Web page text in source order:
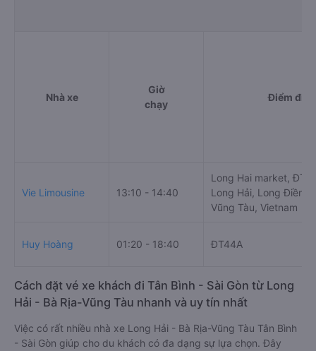
Nhà xe
Giờ
chạy
Điểm đi
Vie Limousine 13:10 - 14:40
Long Hai market,
Long Hải, Long Điền,
Vũng Tàu, Vietnam
Huy Hoàng 01:20 - 18:40 ĐT44A
Cách đặt vé xe khách đi Tân Bình - Sài Gòn từ Long
Hải - Bà Rịa-Vũng Tàu nhanh và uy tín nhất
Việc có rất nhiều nhà xe Long Hải - Bà Rịa-Vũng Tàu Tân Bình
- Sài Gòn giúp cho du khách có đa dạng sự lựa chọn. Đây